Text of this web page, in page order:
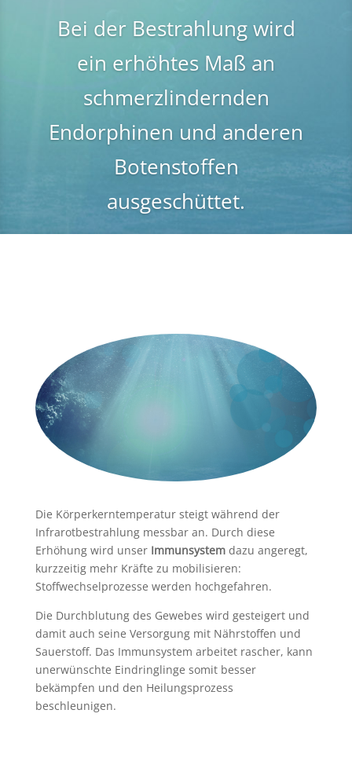
Bei der Bestrahlung wird
ein erhöhtes Maß an
schmerzlindernden
Endorphinen und anderen
Botenstoffen
ausgeschüttet.
Die Körperkerntemperatur steigt während der
Infrarotbestrahlung messbar an. Durch diese
Erhöhung wird unser Immunsystemdazu angeregt,
kurzzeitig mehr Kräfte zu mobilisieren:
Stoffwechselprozesse werden hochgefahren.
Die Durchblutung des Gewebes wird gesteigert und
damit auch seine Versorgung mit Nährstoffen und
Sauerstoff. Das Immunsystem arbeitet rascher, kann
unerwünschte Eindringlinge somit besser
bekämpfen und den Heilungsprozess
beschleunigen.